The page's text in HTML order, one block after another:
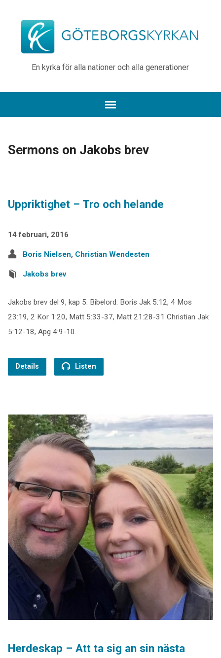
En kyrka för alla nationer och alla generationer
Sermons on Jakobs brev
Uppriktighet – Tro och helande
14 februari, 2016
Boris Nielsen, Christian Wendesten
Jakobs brev
Jakobs brev del 9, kap 5. Bibelord: Boris Jak 5:12, 4 Mos
23:19, 2 Kor 1:20, Matt 5:33-37, Matt 21:28-31 Christian Jak
5:12-18, Apg 4:9-10.
Details Listen
Herdeskap – Att ta sig an sin nästa